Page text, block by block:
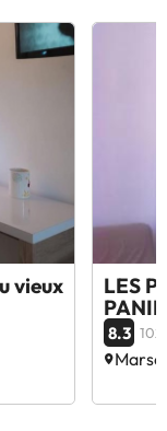
vieux
LES
8.3 102